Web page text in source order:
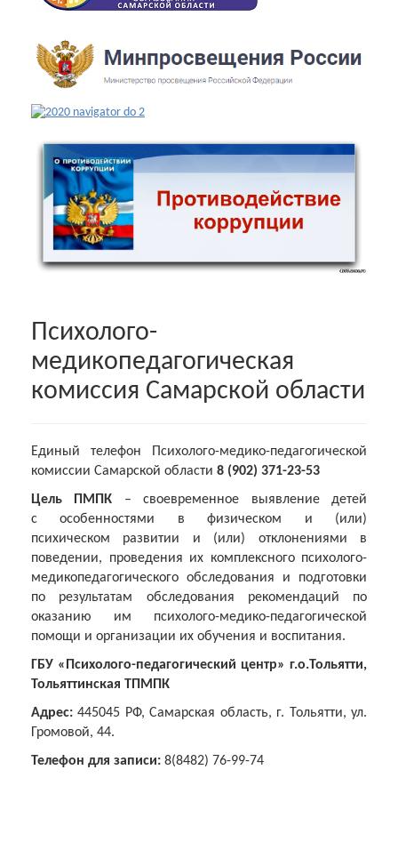
Психолого-
медикопедагогическая
комиссия Самарской области
Единый телефон Психолого-медико-педагогической
комиссии Самарской области 8 (902) 371-23-53
Цель ПМПК – своевременное выявление детей
с особенностями в физическом и (или)
психическом развитии и (или) отклонениями в
поведении, проведения их комплексного психолого-
медикопедагогического обследования и подготовки
по результатам обследования рекомендаций по
оказанию им психолого-медико-педагогической
помощи и организации их обучения и воспитания.
ГБУ «Психолого-педагогический центр» г.о.Тольятти,
Тольяттинская ТПМПК
Адрес: 445045 РФ, Самарская область, г. Тольятти, ул.
Громовой, 44.
Телефон для записи: 8(8482) 76-99-74